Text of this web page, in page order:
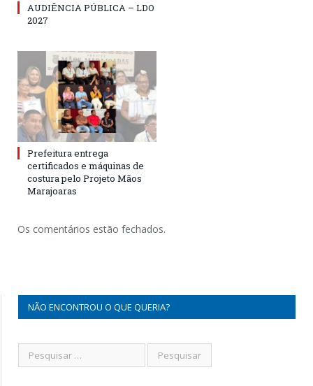
AUDIÊNCIA PÚBLICA – LDO
2027
Prefeitura entrega
certificados e máquinas de
costura pelo Projeto Mãos
Marajoaras
Os comentários estão fechados.
NÃO ENCONTROU O QUE QUERIA?